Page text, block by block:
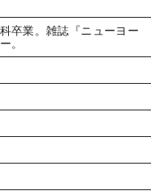
卒業。雑誌『ニューヨー
。